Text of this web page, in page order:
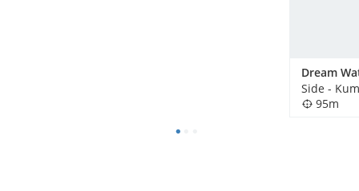
Dream
Side -
95m